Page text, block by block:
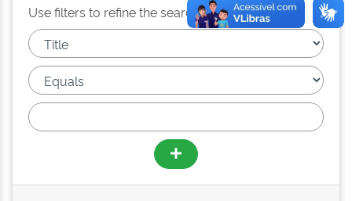
Use filters to refine the search results.